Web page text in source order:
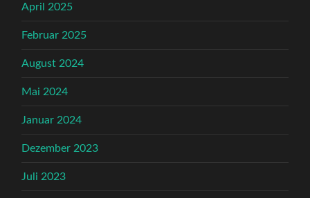
April 2025
Februar 2025
August 2024
Mai 2024
Januar 2024
Dezember 2023
Juli 2023